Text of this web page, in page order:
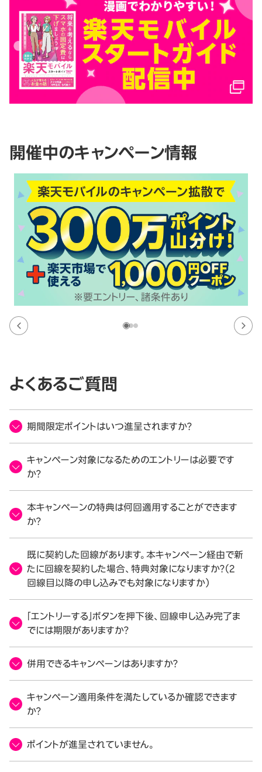
開催中のキャンペーン情報
よくあるご質問
期間限定ポイントはいつ進呈されますか？
キャンペーン対象になるためのエントリーは必要です
か？
本キャンペーンの特典は何回適用することができます
か？
既に契約した回線があります。本キャンペーン経由で新
たに回線を契約した場合、特典対象になりますか？（2
回線目以降の申し込みでも対象になりますか）
「エントリーする」ボタンを押下後、回線申し込み完了ま
でには期限がありますか？
併用できるキャンペーンはありますか？
キャンペーン適用条件を満たしているか確認できます
か？
ポイントが進呈されていません。